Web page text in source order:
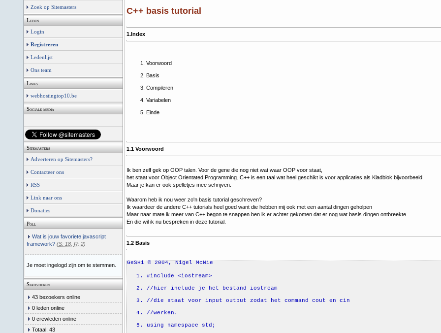
Zoek op Sitemasters
Leden
Login
Registreren
Ledenlijst
Ons team
Links
webhostingtop10.be
Sociale media
Sitemasters
Adverteren op Sitemasters?
Contacteer ons
RSS
Link naar ons
Donaties
Poll
Wat is jouw favoriete javascript
framework? (S: 18, R: 2)
Je moet ingelogd zijn om te stemmen.
Statistieken
43 bezoekers online
0 leden online
0 crewleden online
Totaal: 43
C++ basis tutorial
1.Index
Voorwoord
Basis
Compileren
Variabelen
Einde
1.1 Voorwoord
Ik ben zelf gek op OOP talen. Voor de gene die nog niet wat waar OOP voor staat,
het staat voor Object Orientated Programming. C++ is een taal wat heel geschikt is voor applicaties als Kladblok bijvoorbeeld.
Maar je kan er ook spelletjes mee schrijven.
Waarom heb ik nou weer zo'n basis tutorial geschreven?
Ik waardeer de andere C++ tutorials heel goed want die hebben mij ook met een aantal dingen geholpen
Maar naar mate ik meer van C++ begon te snappen ben ik er achter gekomen dat er nog wat basis dingen ontbreekte
En die wil ik nu bespreken in deze tutorial.
1.2 Basis
GeSHi © 2004, Nigel McNie
#include <iostream>
//hier include je het bestand iostream
//die staat voor input output zodat het command cout en cin
//werken.
using namespace std;